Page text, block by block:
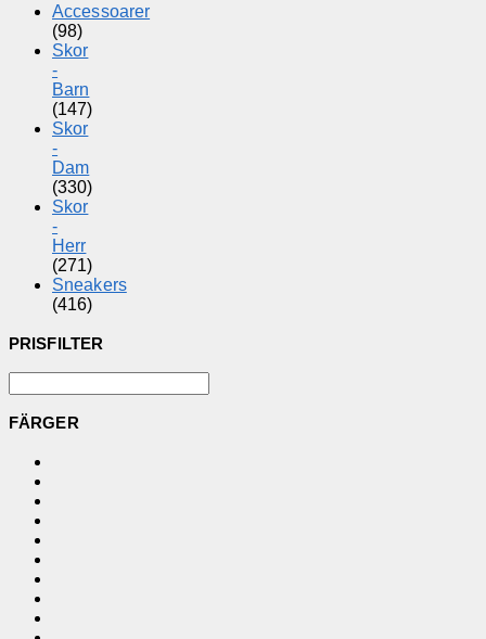
Accessoarer
(98)
Skor
-
Barn
(147)
Skor
-
Dam
(330)
Skor
-
Herr
(271)
Sneakers
(416)
PRISFILTER
FÄRGER